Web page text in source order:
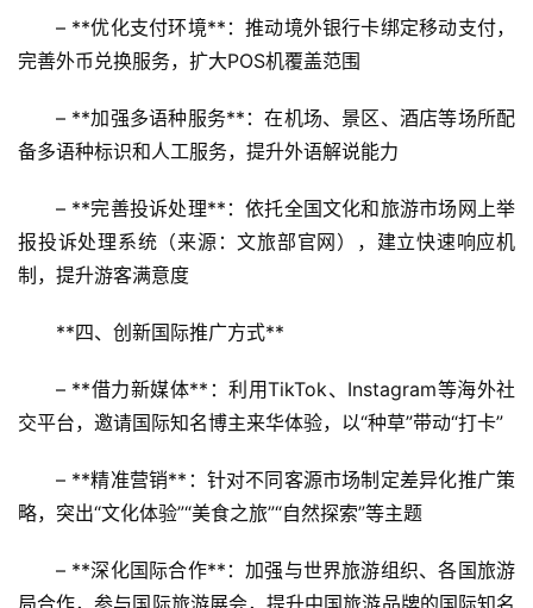
– **优化支付环境**：推动境外银行卡绑定移动支付，
完善外币兑换服务，扩大POS机覆盖范围
– **加强多语种服务**：在机场、景区、酒店等场所配
备多语种标识和人工服务，提升外语解说能力
– **完善投诉处理**：依托全国文化和旅游市场网上举
报投诉处理系统（来源：文旅部官网），建立快速响应机
制，提升游客满意度
**四、创新国际推广方式**
– **借力新媒体**：利用TikTok、Instagram等海外社
交平台，邀请国际知名博主来华体验，以“种草”带动“打卡”
– **精准营销**：针对不同客源市场制定差异化推广策
略，突出“文化体验”“美食之旅”“自然探索”等主题
– **深化国际合作**：加强与世界旅游组织、各国旅游